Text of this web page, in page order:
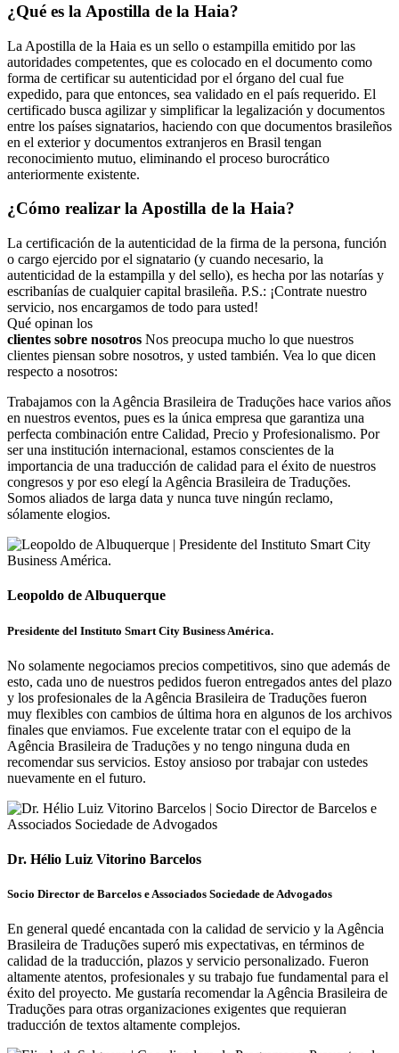
¿Qué es la Apostilla de la Haia?
La Apostilla de la Haia es un sello o estampilla emitido por las
autoridades competentes, que es colocado en el documento como
forma de certificar su autenticidad por el órgano del cual fue
expedido, para que entonces, sea validado en el país requerido. El
certificado busca agilizar y simplificar la legalización y documentos
entre los países signatarios, haciendo con que documentos brasileños
en el exterior y documentos extranjeros en Brasil tengan
reconocimiento mutuo, eliminando el proceso burocrático
anteriormente existente.
¿Cómo realizar la Apostilla de la Haia?
La certificación de la autenticidad de la firma de la persona, función
o cargo ejercido por el signatario (y cuando necesario, la
autenticidad de la estampilla y del sello), es hecha por las notarías y
escribanías de cualquier capital brasileña. P.S.: ¡Contrate nuestro
servicio, nos encargamos de todo para usted!
Qué opinan los
clientes sobre nosotros Nos preocupa mucho lo que nuestros
clientes piensan sobre nosotros, y usted también. Vea lo que dicen
respecto a nosotros:
Trabajamos con la Agência Brasileira de Traduções hace varios años
en nuestros eventos, pues es la única empresa que garantiza una
perfecta combinación entre Calidad, Precio y Profesionalismo. Por
ser una institución internacional, estamos conscientes de la
importancia de una traducción de calidad para el éxito de nuestros
congresos y por eso elegí la Agência Brasileira de Traduções.
Somos aliados de larga data y nunca tuve ningún reclamo,
sólamente elogios.
Leopoldo de Albuquerque
Presidente del Instituto Smart City Business América.
No solamente negociamos precios competitivos, sino que además de
esto, cada uno de nuestros pedidos fueron entregados antes del plazo
y los profesionales de la Agência Brasileira de Traduções fueron
muy flexibles con cambios de última hora en algunos de los archivos
finales que enviamos. Fue excelente tratar con el equipo de la
Agência Brasileira de Traduções y no tengo ninguna duda en
recomendar sus servicios. Estoy ansioso por trabajar con ustedes
nuevamente en el futuro.
Dr. Hélio Luiz Vitorino Barcelos
Socio Director de Barcelos e Associados Sociedade de Advogados
En general quedé encantada con la calidad de servicio y la Agência
Brasileira de Traduções superó mis expectativas, en términos de
calidad de la traducción, plazos y servicio personalizado. Fueron
altamente atentos, profesionales y su trabajo fue fundamental para el
éxito del proyecto. Me gustaría recomendar la Agência Brasileira de
Traduções para otras organizaciones exigentes que requieran
traducción de textos altamente complejos.